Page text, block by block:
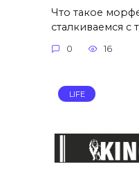
Что такое
сталкиваемся с
0 16
LIFE